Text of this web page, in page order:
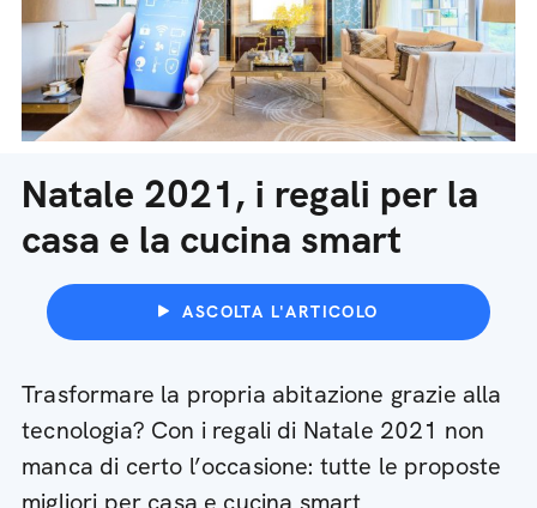
Natale 2021, i regali per la
casa e la cucina smart
ASCOLTA L'ARTICOLO
Trasformare la propria abitazione grazie alla
tecnologia? Con i regali di Natale 2021 non
manca di certo l’occasione: tutte le proposte